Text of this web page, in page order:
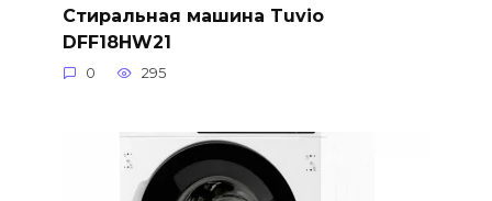
Стиральная машина Tuvio
DFF18HW21
0 295